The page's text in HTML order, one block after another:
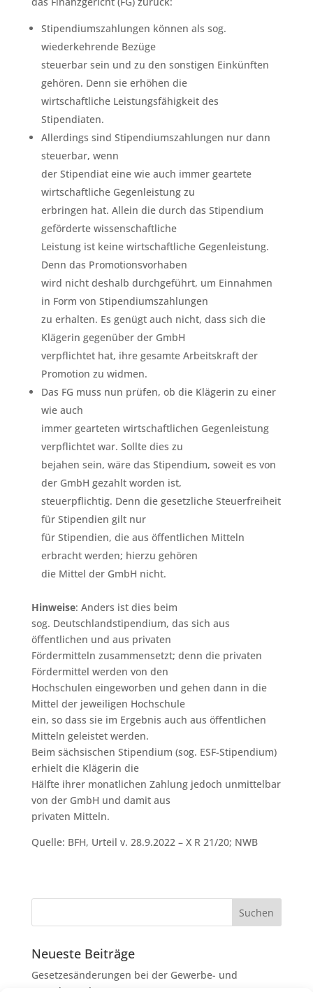
Stipendiumszahlungen können als sog.
wiederkehrende Bezüge
steuerbar sein und zu den sonstigen Einkünften
gehören. Denn sie erhöhen die
wirtschaftliche Leistungsfähigkeit des
Stipendiaten.
Allerdings sind Stipendiumszahlungen nur dann
steuerbar, wenn
der Stipendiat eine wie auch immer geartete
wirtschaftliche Gegenleistung zu
erbringen hat. Allein die durch das Stipendium
geförderte wissenschaftliche
Leistung ist keine wirtschaftliche Gegenleistung.
Denn das Promotionsvorhaben
wird nicht deshalb durchgeführt, um Einnahmen
in Form von Stipendiumszahlungen
zu erhalten. Es genügt auch nicht, dass sich die
Klägerin gegenüber der GmbH
verpflichtet hat, ihre gesamte Arbeitskraft der
Promotion zu widmen.
Das FG muss nun prüfen, ob die Klägerin zu einer
wie auch
immer gearteten wirtschaftlichen Gegenleistung
verpflichtet war. Sollte dies zu
bejahen sein, wäre das Stipendium, soweit es von
der GmbH gezahlt worden ist,
steuerpflichtig. Denn die gesetzliche Steuerfreiheit
für Stipendien gilt nur
für Stipendien, die aus öffentlichen Mitteln
erbracht werden; hierzu gehören
die Mittel der GmbH nicht.
Hinweise: Anders ist dies beim
sog. Deutschlandstipendium, das sich aus
öffentlichen und aus privaten
Fördermitteln zusammensetzt; denn die privaten
Fördermittel werden von den
Hochschulen eingeworben und gehen dann in die
Mittel der jeweiligen Hochschule
ein, so dass sie im Ergebnis auch aus öffentlichen
Mitteln geleistet werden.
Beim sächsischen Stipendium (sog. ESF-Stipendium)
erhielt die Klägerin die
Hälfte ihrer monatlichen Zahlung jedoch unmittelbar
von der GmbH und damit aus
privaten Mitteln.
Quelle: BFH, Urteil v. 28.9.2022 – X R 21/20; NWB
Neueste Beiträge
Gesetzesänderungen bei der Gewerbe- und